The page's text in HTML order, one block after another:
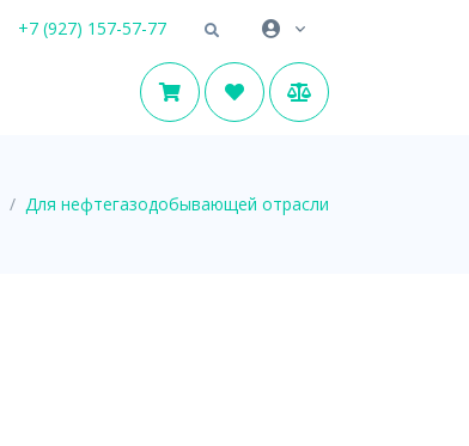
+7 (927) 157-57-77
Для нефтегазодобывающей отрасли